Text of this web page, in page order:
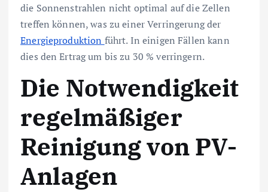
die Sonnenstrahlen nicht optimal auf die Zellen
treffen können, was zu einer Verringerung der
Energieproduktion führt. In einigen Fällen kann
dies den Ertrag um bis zu 30 % verringern.
Die Notwendigkeit
regelmäßiger
Reinigung von PV-
Anlagen